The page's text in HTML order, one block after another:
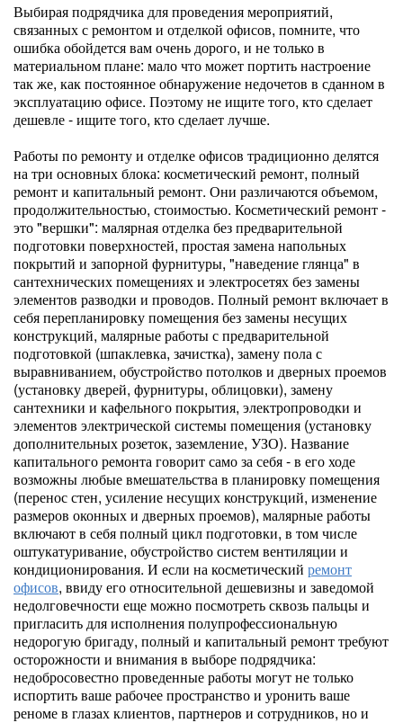
Выбирая подрядчика для проведения мероприятий,
связанных с ремонтом и отделкой офисов, помните, что
ошибка обойдется вам очень дорого, и не только в
материальном плане: мало что может портить настроение
так же, как постоянное обнаружение недочетов в сданном в
эксплуатацию офисе. Поэтому не ищите того, кто сделает
дешевле - ищите того, кто сделает лучше.
Работы по ремонту и отделке офисов традиционно делятся
на три основных блока: косметический ремонт, полный
ремонт и капитальный ремонт. Они различаются объемом,
продолжительностью, стоимостью. Косметический ремонт -
это "вершки": малярная отделка без предварительной
подготовки поверхностей, простая замена напольных
покрытий и запорной фурнитуры, "наведение глянца" в
сантехнических помещениях и электросетях без замены
элементов разводки и проводов. Полный ремонт включает в
себя перепланировку помещения без замены несущих
конструкций, малярные работы с предварительной
подготовкой (шпаклевка, зачистка), замену пола с
выравниванием, обустройство потолков и дверных проемов
(установку дверей, фурнитуры, облицовки), замену
сантехники и кафельного покрытия, электропроводки и
элементов электрической системы помещения (установку
дополнительных розеток, заземление, УЗО). Название
капитального ремонта говорит само за себя - в его ходе
возможны любые вмешательства в планировку помещения
(перенос стен, усиление несущих конструкций, изменение
размеров оконных и дверных проемов), малярные работы
включают в себя полный цикл подготовки, в том числе
оштукатуривание, обустройство систем вентиляции и
кондиционирования. И если на косметический ремонт
офисов, ввиду его относительной дешевизны и заведомой
недолговечности еще можно посмотреть сквозь пальцы и
пригласить для исполнения полупрофессиональную
недорогую бригаду, полный и капитальный ремонт требуют
осторожности и внимания в выборе подрядчика:
недобросовестно проведенные работы могут не только
испортить ваше рабочее пространство и уронить ваше
реноме в глазах клиентов, партнеров и сотрудников, но и